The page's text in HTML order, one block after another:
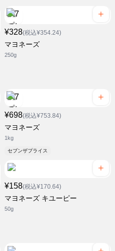
¥328(税込¥354.24)
マヨネーズ
250g
¥698(税込¥753.84)
マヨネーズ
1kg
セブンザプライス
¥158(税込¥170.64)
マヨネーズ キユーピー
50g